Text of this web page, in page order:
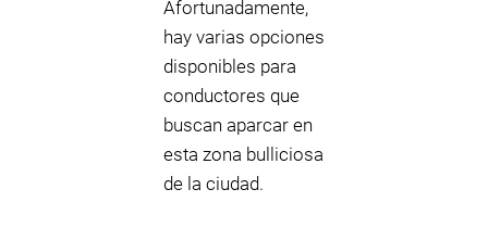
Afortunadamente,
hay varias opciones
disponibles para
conductores que
buscan aparcar en
esta zona bulliciosa
de la ciudad.